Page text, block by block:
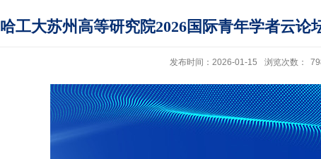
哈工大苏州高等研究院2026国际青年学者云论
发布时间：2026-01-15 浏览次数：